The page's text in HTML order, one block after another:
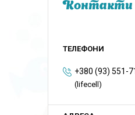
Контакти
+380 (93) 551-
(lifecell)